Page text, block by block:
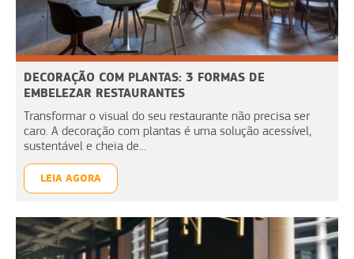
DECORAÇÃO COM PLANTAS: 3 FORMAS DE
EMBELEZAR RESTAURANTES
Transformar o visual do seu restaurante não precisa ser
caro. A decoração com plantas é uma solução acessível,
sustentável e cheia de...
LEIA AGORA